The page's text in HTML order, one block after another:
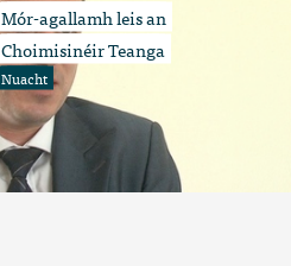
Mór-agallamh leis an
Choimisinéir Teanga
Nuacht